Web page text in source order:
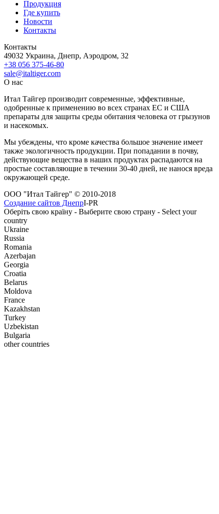
Продукция
Где купить
Новости
Контакты
Контакты
49032 Украина, Днепр, Аэродром, 32
+38 056 375-46-80
sale@italtiger.com
О нас
Итал Тайгер производит современные, эффективные,
одобренные к применению во всех странах ЕС и США
препараты для защиты среды обитания человека от грызунов
и насекомых.
Мы убеждены, что кроме качества большое значение имеет
также экологичность продукции. При попадании в почву,
действующие вещества в наших продуктах распадаются на
простые составляющие в течении 30-40 дней, не нанося вреда
окружающей среде.
ООО "Итал Тайгер" © 2010-2018
Создание сайтов ДнепрI-PR
Оберіть свою країну - Выберите свою страну - Select your
country
Ukraine
Russia
Romania
Azerbajan
Georgia
Croatia
Belarus
Moldova
France
Kazakhstan
Turkey
Uzbekistan
Bulgaria
other countries